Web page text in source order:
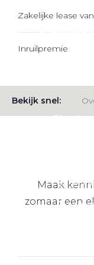
Private
Direct
Zakelijke lease
Inruilpremie
Bekijk snel:
Maak
zomaar een